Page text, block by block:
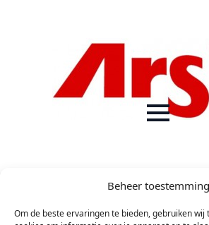
Beheer toestemming
Om de beste ervaringen te bieden, gebruiken wij